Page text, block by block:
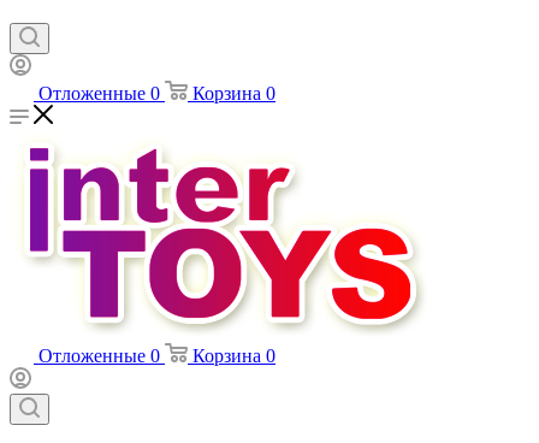
Отложенные 0 Корзина 0
Отложенные 0 Корзина 0